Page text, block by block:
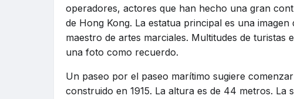
operadores, actores que han hecho una gran
de Hong Kong. La estatua principal es una
maestro de artes marciales. Multitudes de
una foto como recuerdo.
Un paseo por el paseo marítimo sugiere
construido en 1915. La altura es de 44 metros. La